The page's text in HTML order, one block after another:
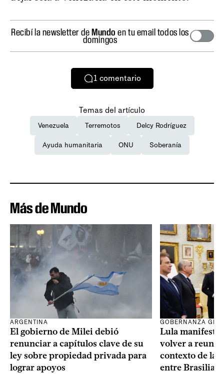
Recibí la newsletter deMundo en tu email todos los
domingos
1 comentario
Temas del artículo
Venezuela Terremotos Delcy Rodríguez
Ayuda humanitaria ONU Soberanía
Más de Mundo
ARGENTINA
El gobierno de Milei debió
renunciar a capítulos clave de su
ley sobre propiedad privada para
lograr apoyos
GOBERNANZA
Lula manifestó
volver a
contexto de la
entre Brasilia